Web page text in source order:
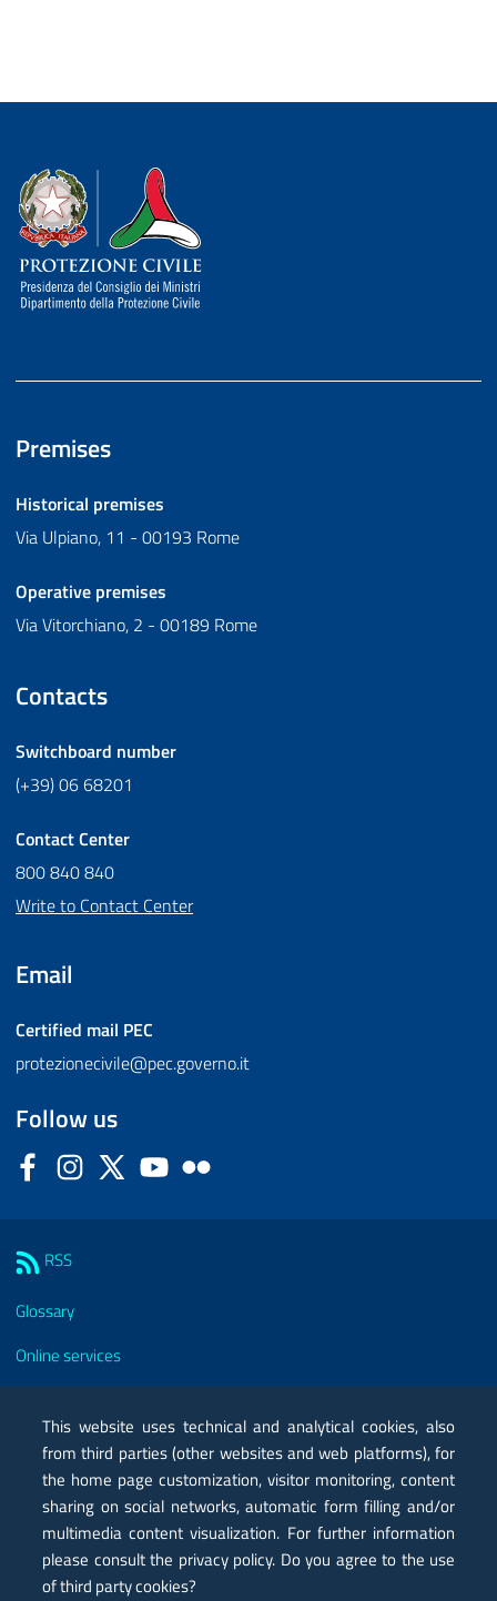
Dipartimento della Protezione Civile
Premises
Historical premises
Via Ulpiano, 11 - 00193 Rome
Operative premises
Via Vitorchiano, 2 - 00189 Rome
Contacts
Switchboard number
(+39) 06 68201
Contact Center
800 840 840
Write to Contact Center
Email
Certified mail PEC
protezionecivile@pec.governo.it
Follow us
FacebookInstagram
Twitter YouTube
RSS
Glossary
Online services
Certified mail PEC
Privacy
Legal notes
Contacts
This website uses technical and analytical cookies, also
from third parties (other websites and web platforms), for
the home page customization, visitor monitoring, content
sharing on social networks, automatic form filling and/or
multimedia content visualization. For further information
please consult the privacy policy. Do you agree to the use
of third party cookies?